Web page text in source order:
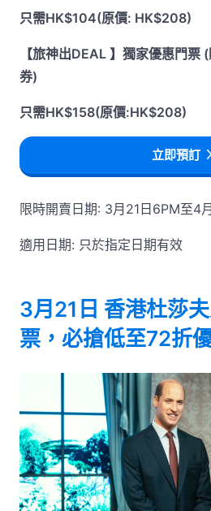
只需HK$104(原價: HK$208)
【旅神出DEAL 】獨家優惠門票
券)
只需HK$158(原價:HK$208)
立即預訂
限時開賣日期: 3月21日6PM至4
適用日期: 只於指定日期有效
3月21日 香港杜莎
票，必搶低至72折